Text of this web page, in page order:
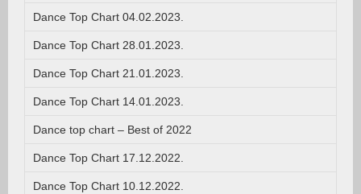
Dance Top Chart 04.02.2023.
Dance Top Chart 28.01.2023.
Dance Top Chart 21.01.2023.
Dance Top Chart 14.01.2023.
Dance top chart – Best of 2022
Dance Top Chart 17.12.2022.
Dance Top Chart 10.12.2022.